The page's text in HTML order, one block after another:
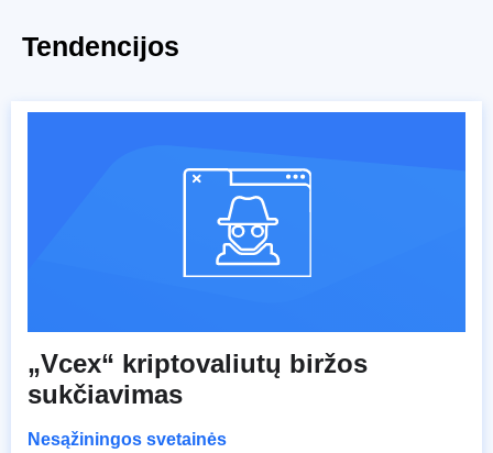
Tendencijos
„Vcex“ kriptovaliutų biržos
sukčiavimas
Nesąžiningos svetainės